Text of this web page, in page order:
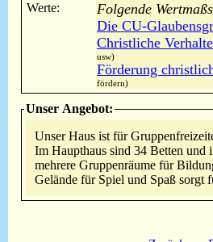
Werte:
Folgende
Die CU-
Christliche
usw)
Förderung
fördern)
Unser Angebot:
Unser Haus ist für
Im Haupthaus sind 34 Betten und
mehrere Gruppenräume für
Gelände für Spiel und Spaß sorgt